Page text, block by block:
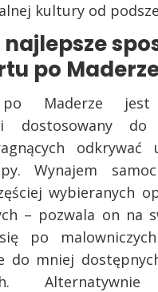
kultury od
po
Maderze jest
dostosowany do
odkrywać
Wynajem
wybieranych
– pozwala on na
po
do mniej